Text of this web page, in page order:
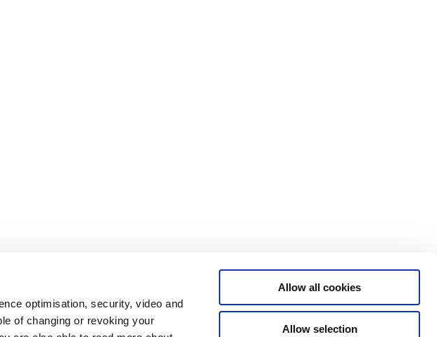
optimisation, security, video and
of changing or revoking your
Allow all cookies
Allow selection